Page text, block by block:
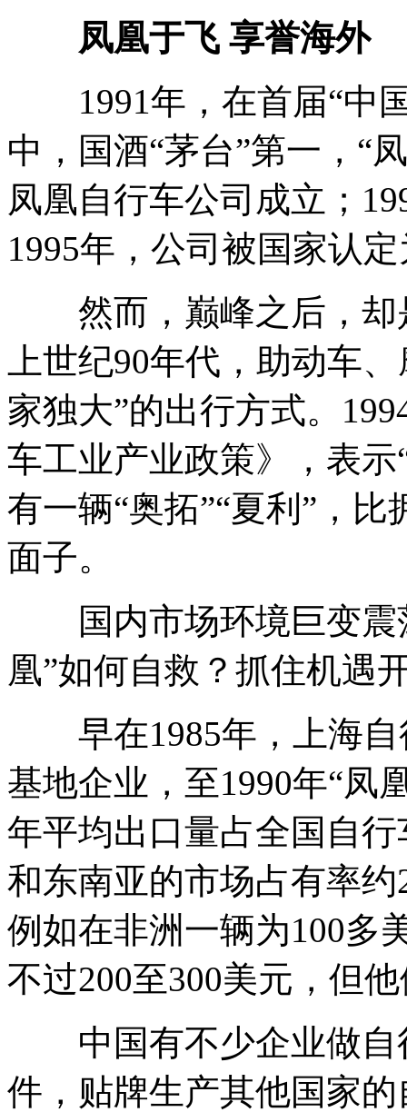
凤凰于飞 享誉海外
1991年，在首届“中国
中，国酒“茅台”第一，“
凤凰自行车公司成立；
1995年，公司被国家认
然而，巅峰之后，却
上世纪90年代，助动车
家独大”的出行方式。
车工业产业政策》，表
有一辆“奥拓”“夏利”，
面子。
国内市场环境巨变震
凰”如何自救？抓住机遇
早在1985年，上海自
基地企业，至1990年“凤
年平均出口量占全国自
和东南亚的市场占有率
例如在非洲一辆为100多
不过200至300美元，但
中国有不少企业做自
件，贴牌生产其他国家